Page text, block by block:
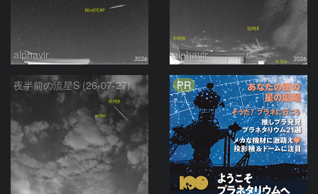
alphavir alphavir
夜半前の流星S (26-07-27) PR